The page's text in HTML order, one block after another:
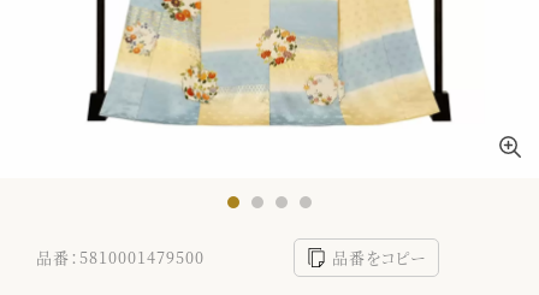
品番：5810001479500 品番をコピー